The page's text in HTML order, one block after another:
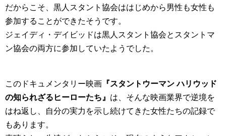
だからこそ、黒人スタント協会ははじめから男性も女性も
参加することができたそうです。
ジェイディ・デイビッドは黒人スタント協会とスタントマ
ン協会の両方に参加していたようでした。
このドキュメンタリー映画 『スタントウーマン ハリウッド
の知られざるヒーローたち』 は、そんな映画業界で逆境を
はね返し、自分の実力を示し続けてきた女性たちの記録で
もあります。